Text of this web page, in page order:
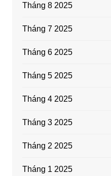
Tháng 8 2025
Tháng 7 2025
Tháng 6 2025
Tháng 5 2025
Tháng 4 2025
Tháng 3 2025
Tháng 2 2025
Tháng 1 2025